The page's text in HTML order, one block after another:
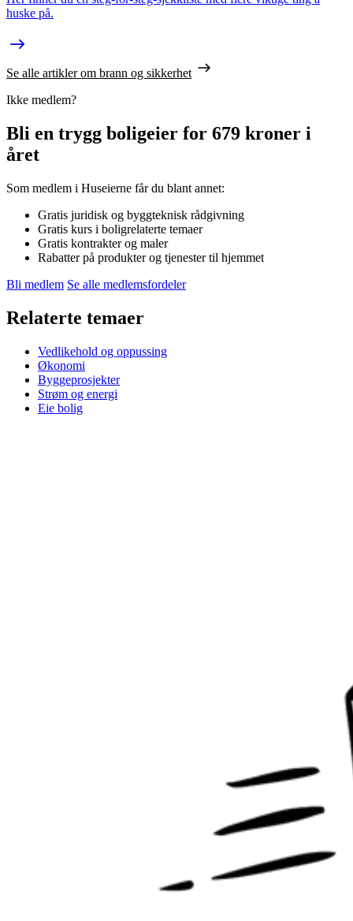
huske på.
Se alle artikler om brann og sikkerhet
Ikke medlem?
Bli en trygg boligeier for 679 kroner i
året
Som medlem i Huseierne får du blant annet:
Gratis juridisk og byggteknisk rådgivning
Gratis kurs i boligrelaterte temaer
Gratis kontrakter og maler
Rabatter på produkter og tjenester til hjemmet
Bli medlem Se alle medlemsfordeler
Relaterte temaer
Vedlikehold og oppussing
Økonomi
Byggeprosjekter
Strøm og energi
Eie bolig